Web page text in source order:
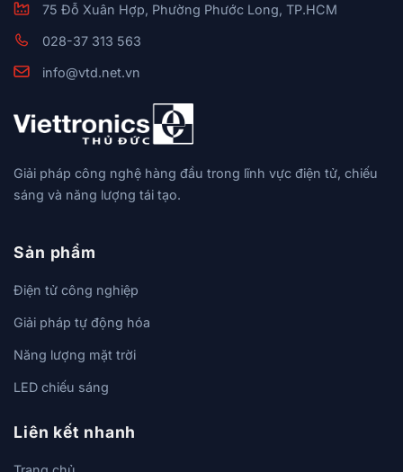
75 Đỗ Xuân Hợp, Phường Phước Long, TP.HCM
028-37 313 563
info@vtd.net.vn
Giải pháp công nghệ hàng đầu trong lĩnh vực điện tử, chiếu
sáng và năng lượng tái tạo.
Sản phẩm
Điện tử công nghiệp
Giải pháp tự động hóa
Năng lượng mặt trời
LED chiếu sáng
Liên kết nhanh